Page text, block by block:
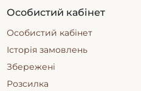
Особистий кабінет
Особистий кабінет
Історія замовлень
Збережені
Розсилка